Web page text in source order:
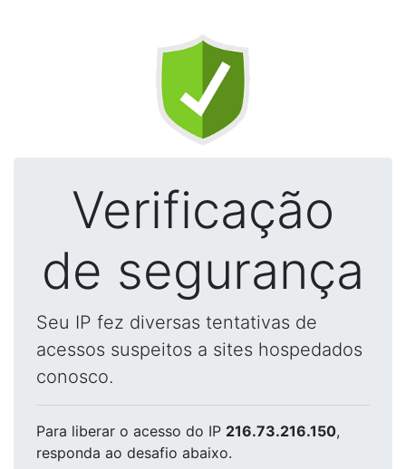
Verificação
de segurança
Seu IP fez diversas tentativas de
acessos suspeitos a sites hospedados
conosco.
Para liberar o acesso do IP 216.73.216.150,
responda ao desafio abaixo.